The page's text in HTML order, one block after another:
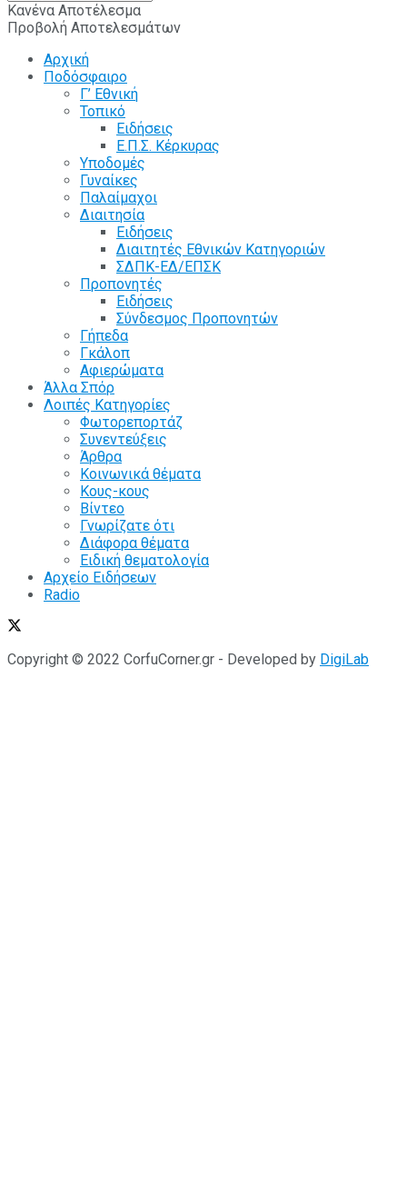
Κανένα Αποτέλεσμα
Προβολή Αποτελεσμάτων
Αρχική
Ποδόσφαιρο
Γ’ Εθνική
Τοπικό
Ειδήσεις
Ε.Π.Σ. Κέρκυρας
Υποδομές
Γυναίκες
Παλαίμαχοι
Διαιτησία
Ειδήσεις
Διαιτητές Εθνικών Κατηγοριών
ΣΔΠΚ-ΕΔ/ΕΠΣΚ
Προπονητές
Ειδήσεις
Σύνδεσμος Προπονητών
Γήπεδα
Γκάλοπ
Αφιερώματα
Άλλα Σπόρ
Λοιπές Κατηγορίες
Φωτορεπορτάζ
Συνεντεύξεις
Άρθρα
Κοινωνικά θέματα
Κους-κους
Βίντεο
Γνωρίζατε ότι
Διάφορα θέματα
Ειδική θεματολογία
Αρχείο Ειδήσεων
Radio
Copyright © 2022 CorfuCorner.gr - Developed by DigiLab